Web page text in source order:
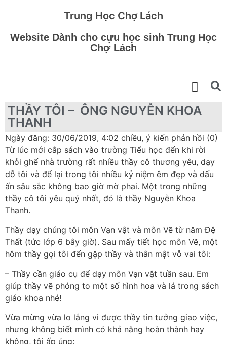
Trung Học Chợ Lách
Website Dành cho cựu học sinh Trung Học
Chợ Lách
THẦY TÔI – ÔNG NGUYỄN KHOA
THANH
Ngày đăng: 30/06/2019, 4:02 chiều, ý kiến phản hồi (0)
Từ lúc mới cắp sách vào trường Tiểu học đến khi rời
khỏi ghế nhà trường rất nhiều thầy cô thương yêu, dạy
dỗ tôi và để lại trong tôi nhiều kỷ niệm êm đẹp và dấu
ấn sâu sắc không bao giờ mờ phai. Một trong những
thầy cô tôi yêu quý nhất, đó là thầy Nguyễn Khoa
Thanh.
Thầy dạy chúng tôi môn Vạn vật và môn Vẽ từ năm Đệ
Thất (tức lớp 6 bây giờ). Sau mấy tiết học môn Vẽ, một
hôm thầy gọi tôi đến gặp thầy và thân mật vỗ vai tôi:
– Thầy cần giáo cụ để dạy môn Vạn vật tuần sau. Em
giúp thầy vẽ phóng to một số hình hoa và lá trong sách
giáo khoa nhé!
Vừa mừng vừa lo lắng vì được thầy tin tưởng giao việc,
nhưng không biết mình có khả năng hoàn thành hay
không, tôi ấp úng: